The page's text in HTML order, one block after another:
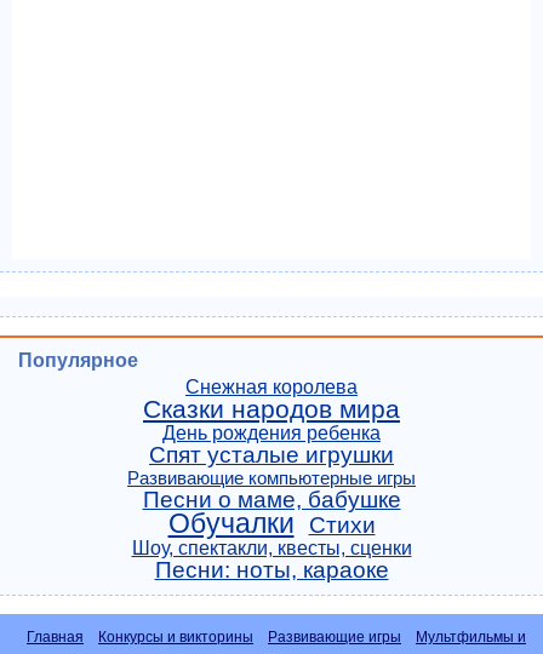
Популярное
Снежная королева
Сказки народов мира
День рождения ребенка
Спят усталые игрушки
Развивающие компьютерные игры
Песни о маме, бабушке
Обучалки Стихи
Шоу, спектакли, квесты, сценки
Песни: ноты, караоке
Главная Конкурсы и викторины Развивающие игры
Мультфильмы и